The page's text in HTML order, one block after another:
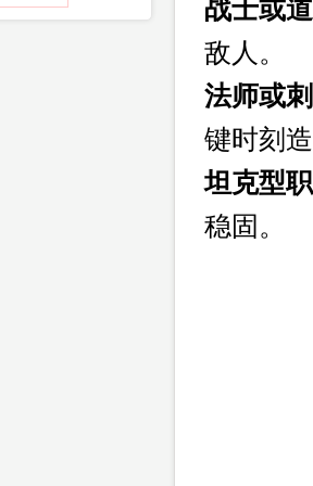
战士或
敌人。
法师或
键时刻
坦克型
稳固。